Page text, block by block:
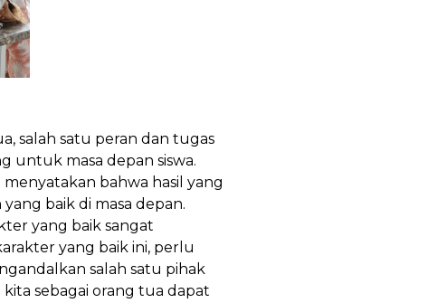
salah satu peran dan tugas
untuk masa depan siswa.
bahwa hasil yang
baik di masa depan.
yang baik sangat
yang baik ini, perlu
salah satu pihak
sebagai orang tua dapat